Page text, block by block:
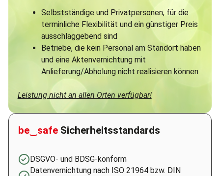
Selbstständige und Privatpersonen, für die
terminliche Flexibilität und ein günstiger Preis
ausschlaggebend sind
Betriebe, die kein Personal am Standort haben
und eine Aktenvernichtung mit
Anlieferung/Abholung nicht realisieren können
Leistung nicht an allen Orten verfügbar!
be‿safeSicherheitsstandards
DSGVO- und BDSG-konform
Datenvernichtung nach ISO 21964 bzw. DIN